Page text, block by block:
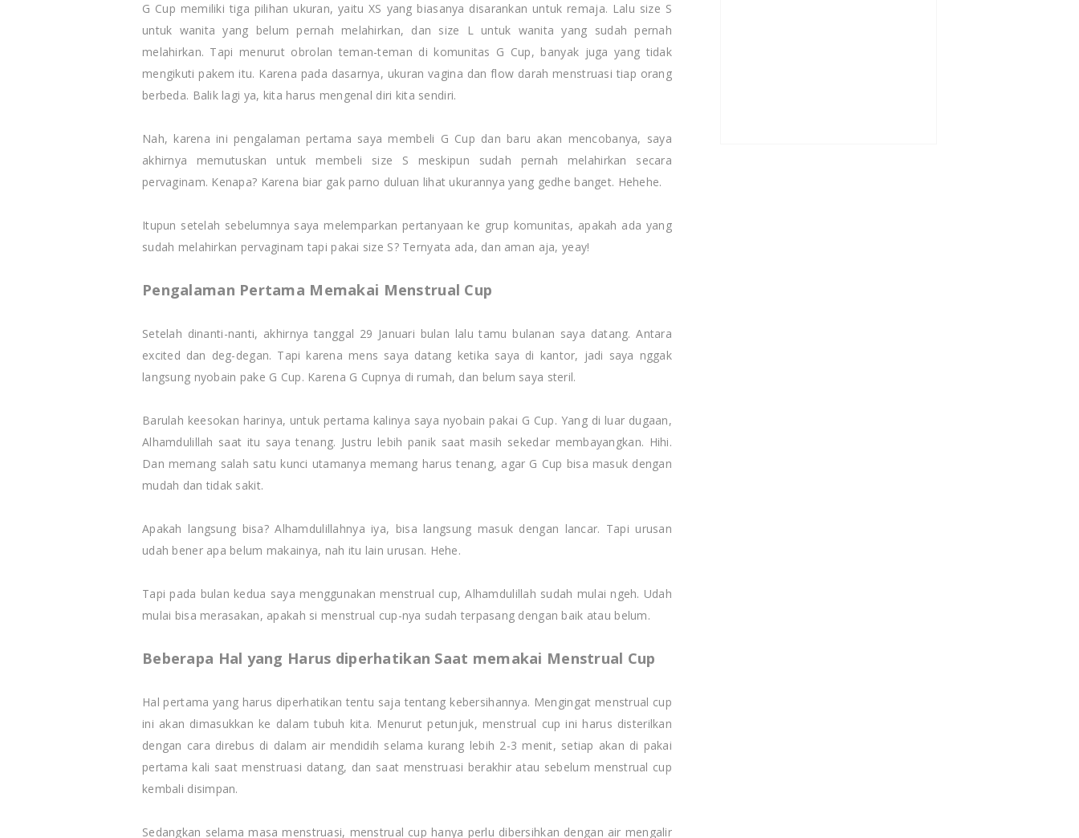
G Cup memiliki tiga pilihan ukuran, yaitu XS yang biasanya disarankan untuk remaja. Lalu size S
untuk wanita yang belum pernah melahirkan, dan size L untuk wanita yang sudah pernah
melahirkan. Tapi menurut obrolan teman-teman di komunitas G Cup, banyak juga yang tidak
mengikuti pakem itu. Karena pada dasarnya, ukuran vagina dan flow darah menstruasi tiap orang
berbeda. Balik lagi ya, kita harus mengenal diri kita sendiri.
Nah, karena ini pengalaman pertama saya membeli G Cup dan baru akan mencobanya, saya
akhirnya memutuskan untuk membeli size S meskipun sudah pernah melahirkan secara
pervaginam. Kenapa? Karena biar gak parno duluan lihat ukurannya yang gedhe banget. Hehehe.
Itupun setelah sebelumnya saya melemparkan pertanyaan ke grup komunitas, apakah ada yang
sudah melahirkan pervaginam tapi pakai size S? Ternyata ada, dan aman aja, yeay!
Pengalaman Pertama Memakai Menstrual Cup
Setelah dinanti-nanti, akhirnya tanggal 29 Januari bulan lalu tamu bulanan saya datang. Antara
excited dan deg-degan. Tapi karena mens saya datang ketika saya di kantor, jadi saya nggak
langsung nyobain pake G Cup. Karena G Cupnya di rumah, dan belum saya steril.
Barulah keesokan harinya, untuk pertama kalinya saya nyobain pakai G Cup. Yang di luar dugaan,
Alhamdulillah saat itu saya tenang. Justru lebih panik saat masih sekedar membayangkan. Hihi.
Dan memang salah satu kunci utamanya memang harus tenang, agar G Cup bisa masuk dengan
mudah dan tidak sakit.
Apakah langsung bisa? Alhamdulillahnya iya, bisa langsung masuk dengan lancar. Tapi urusan
udah bener apa belum makainya, nah itu lain urusan. Hehe.
Tapi pada bulan kedua saya menggunakan menstrual cup, Alhamdulillah sudah mulai ngeh. Udah
mulai bisa merasakan, apakah si menstrual cup-nya sudah terpasang dengan baik atau belum.
Beberapa Hal yang Harus diperhatikan Saat memakai Menstrual Cup
Hal pertama yang harus diperhatikan tentu saja tentang kebersihannya. Mengingat menstrual cup
ini akan dimasukkan ke dalam tubuh kita. Menurut petunjuk, menstrual cup ini harus disterilkan
dengan cara direbus di dalam air mendidih selama kurang lebih 2-3 menit, setiap akan di pakai
pertama kali saat menstruasi datang, dan saat menstruasi berakhir atau sebelum menstrual cup
kembali disimpan.
Sedangkan selama masa menstruasi, menstrual cup hanya perlu dibersihkan dengan air mengalir